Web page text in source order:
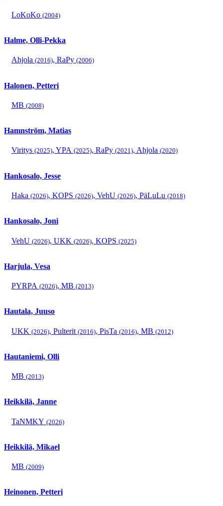
LoKoKo (2004)
Halme, Olli-Pekka
Ahjola (2016), RaPy (2006)
Halonen, Petteri
MB (2008)
Hamnström, Matias
Viritys (2025), YPA (2025), RaPy (2021), Ahjola (2020)
Hankosalo, Jesse
Haka (2026), KOPS (2026), VehU (2026), PäLuLu (2018)
Hankosalo, Joni
VehU (2026), UKK (2026), KOPS (2025)
Harjula, Vesa
PYRPA (2026), MB (2013)
Hautala, Juuso
UKK (2026), Pulterit (2016), PisTa (2016), MB (2012)
Hautaniemi, Olli
MB (2013)
Heikkilä, Janne
TaNMKY (2026)
Heikkilä, Mikael
MB (2009)
Heinonen, Petteri